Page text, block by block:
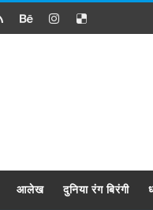
आलेख दुनिया रंग बिरंगी